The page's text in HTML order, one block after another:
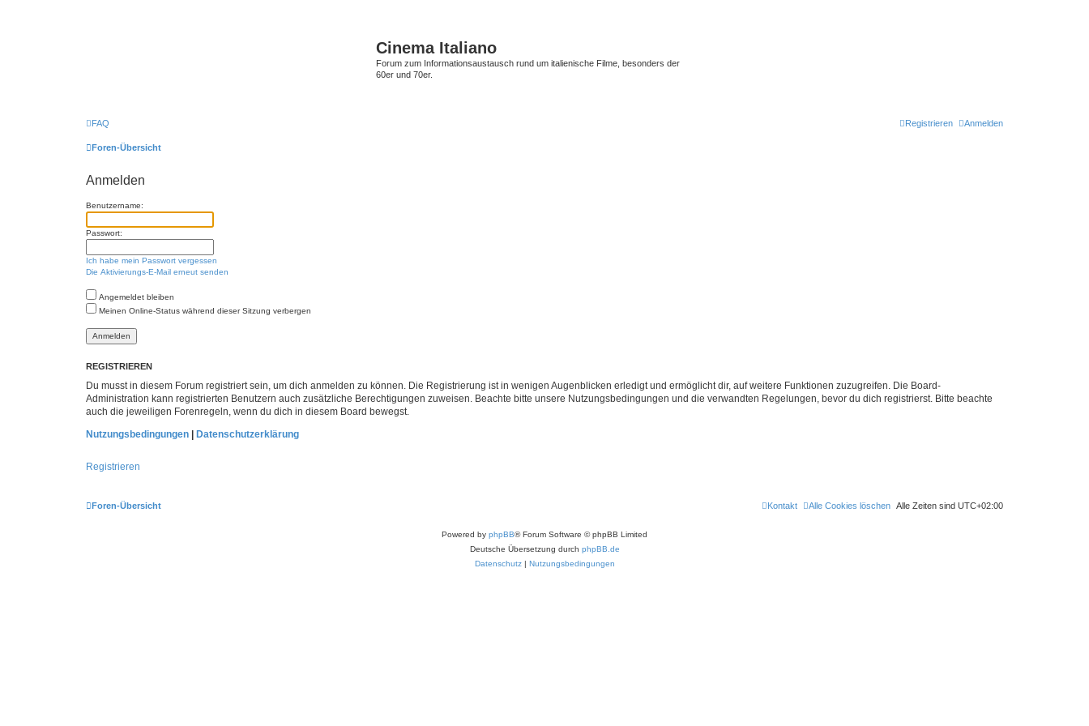
Cinema Italiano
Forum zum Informationsaustausch rund um italienische Filme, besonders der
60er und 70er.
FAQ Anmelden
Registrieren
Foren-Übersicht
Anmelden
Benutzername:
Passwort:
Ich habe mein Passwort vergessen
Die Aktivierungs-E-Mail erneut senden
Angemeldet bleiben
Meinen Online-Status während dieser Sitzung verbergen
REGISTRIEREN
Du musst in diesem Forum registriert sein, um dich anmelden zu können. Die Registrierung ist in wenigen Augenblicken erledigt und ermöglicht dir, auf weitere Funktionen zuzugreifen. Die Board-
Administration kann registrierten Benutzern auch zusätzliche Berechtigungen zuweisen. Beachte bitte unsere Nutzungsbedingungen und die verwandten Regelungen, bevor du dich registrierst. Bitte beachte
auch die jeweiligen Forenregeln, wenn du dich in diesem Board bewegst.
Nutzungsbedingungen | Datenschutzerklärung
Registrieren
Foren-Übersicht Alle Zeiten sind UTC+02:00
Alle Cookies löschen
Kontakt
Powered by phpBB® Forum Software © phpBB Limited
Deutsche Übersetzung durch phpBB.de
Datenschutz| Nutzungsbedingungen